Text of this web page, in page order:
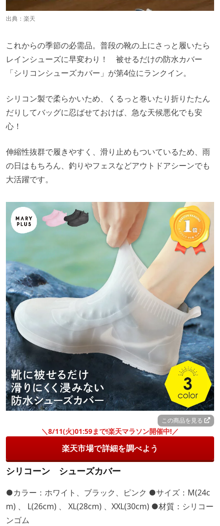
出典： 楽天
これからの季節の必需品。普段の靴の上にさっと履いたら
レインシューズに早変わり！ 被せるだけの防水カバー
「シリコンシューズカバー」が第4位にランクイン。
シリコン製で柔らかいため、くるっと巻いたり折りたたん
だりしてバッグに忍ばせておけば、急な天候悪化でも安
心！
伸縮性抜群で履きやすく、滑り止めもついているため、雨
の日はもちろん、釣りやフェスなどアウトドアシーンでも
大活躍です。
この商品を見る
＼8/11(火)01:59まで!楽天マラソン開催中!／
楽天市場で詳細を調べよう
シリコーン シューズカバー
●カラー：ホワイト、ブラック、ピンク ●サイズ：M(24c
m) 、 L(26cm) 、 XL(28cm) 、XXL(30cm) ●材質：シリコー
ンゴム